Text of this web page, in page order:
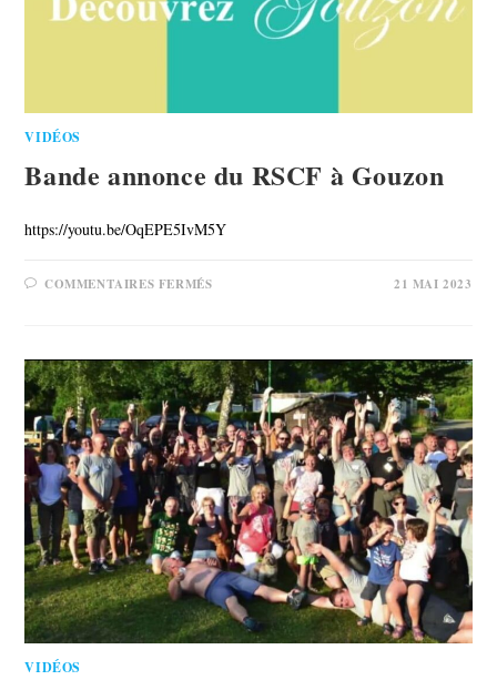
VIDÉOS
Bande annonce du RSCF à Gouzon
https://youtu.be/OqEPE5IvM5Y
COMMENTAIRES FERMÉS 21 MAI 2023
VIDÉOS